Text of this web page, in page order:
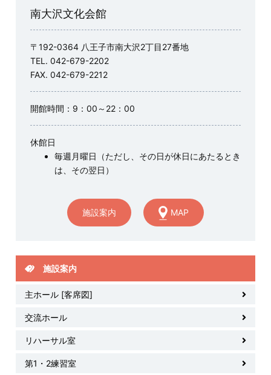
南大沢文化会館
〒192-0364 八王子市南大沢2丁目27番地
TEL. 042-679-2202
FAX. 042-679-2212
開館時間：9：00～22：00
休館日
毎週月曜日（ただし、その日が休日にあたるとき
は、その翌日）
施設案内 MAP
施設案内
主ホール [客席図]
交流ホール
リハーサル室
第1・2練習室